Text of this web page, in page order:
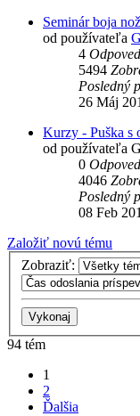
Seminár boja
od používateľa
4
5494
Posledný
26 Máj
Kurzy - Puška s
od používateľa
0
4046
Posledný
08 Feb
Založiť novú tému
Zobraziť:
94 tém
1
2
Ďalšia